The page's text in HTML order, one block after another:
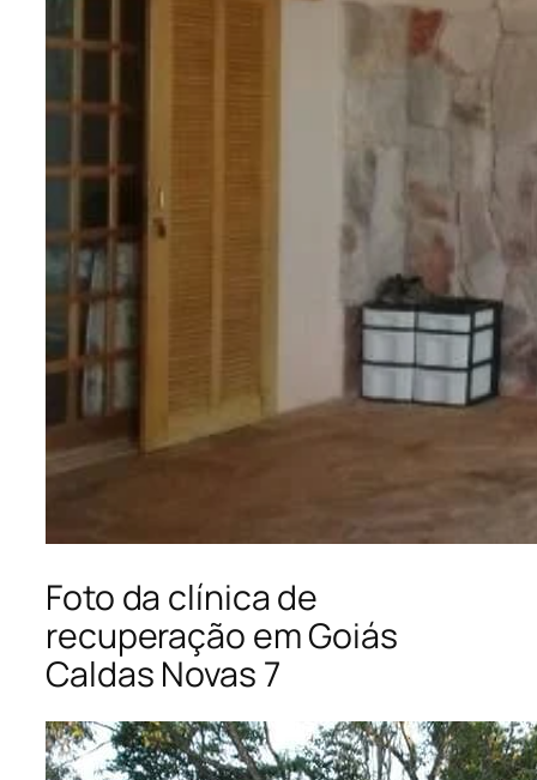
Foto da clínica de
recuperação em Goiás
Caldas Novas 7